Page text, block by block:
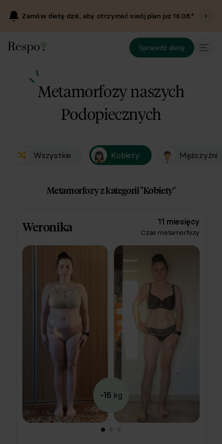
Zamów dietę dziś, aby otrzymać swój plan już16.08.*
Sprawdź dietę
Metamorfozynaszych
Podopiecznych
Wszystkie Kobiety Mężczyźni
Metamorfozy z kategorii "Kobiety"
Weronika 11 miesięcy
Czas metamorfozy
-16 kg